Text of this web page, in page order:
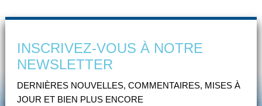
INSCRIVEZ-VOUS À NOTRE
NEWSLETTER
DERNIÈRES NOUVELLES, COMMENTAIRES, MISES À
JOUR ET BIEN PLUS ENCORE